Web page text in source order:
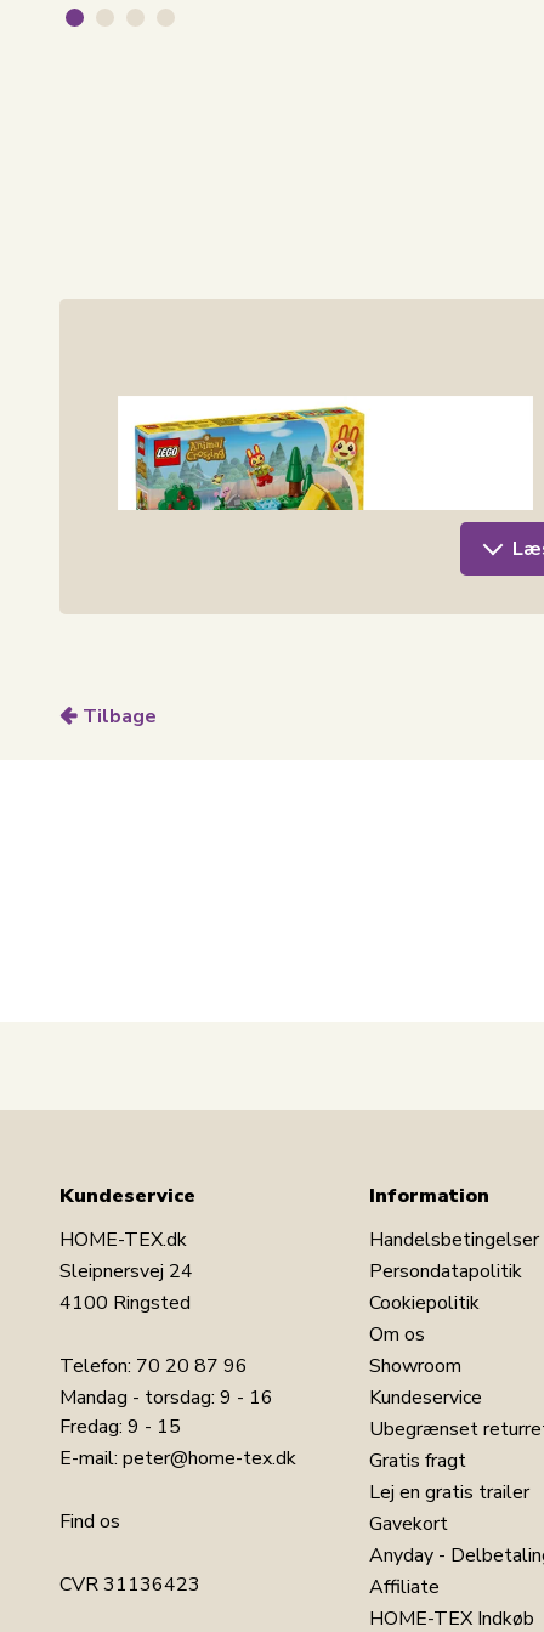
Tilbage
Kundeservice
HOME-TEX.dk
Sleipnersvej 24
4100 Ringsted
Telefon: 70 20 87 96
Mandag - torsdag: 9 - 16
Fredag: 9 - 15
E-mail: peter@home-tex.dk
Find os
CVR 31136423
Information
Handelsbetingelser
Persondatapolitik
Cookiepolitik
Om os
Showroom
Kundeservice
Ubegrænset
Gratis fragt
Lej en gratis trailer
Gavekort
Anyday -
Affiliate
HOME-TEX Indkøb